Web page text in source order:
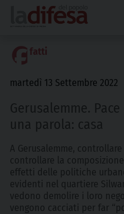
content
fatti
martedì 13 Settembre 2022
Gerusalemme.
una parola: casa
A Gerusalemme,
controllare la
effetti delle politiche
evidenti nel quartiere
vedono demolire i loro
vengono cacciati per far